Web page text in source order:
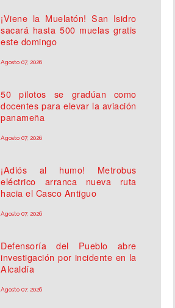
¡Viene la Muelatón! San Isidro
sacará hasta 500 muelas gratis
este domingo
Agosto 07, 2026
50 pilotos se gradúan como
docentes para elevar la aviación
panameña
Agosto 07, 2026
¡Adiós al humo! Metrobus
eléctrico arranca nueva ruta
hacia el Casco Antiguo
Agosto 07, 2026
Defensoría del Pueblo abre
investigación por incidente en la
Alcaldía
Agosto 07, 2026